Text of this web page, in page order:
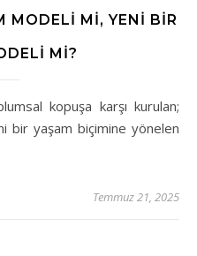
MODELI MI, YENI BIR
MI?
bir yaşam biçimine yönelen
Temmuz 21, 2025